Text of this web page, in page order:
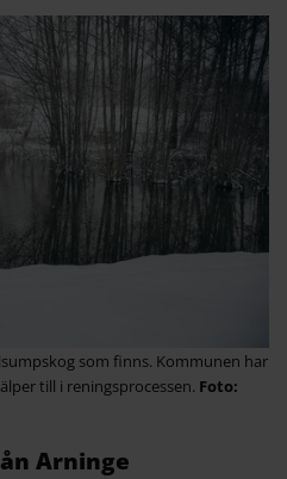
som finns. Kommunen har
till i reningsprocessen.
Arninge